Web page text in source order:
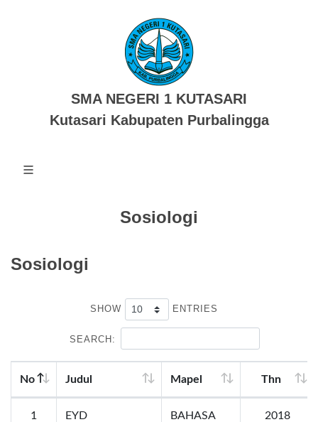
SMA NEGERI 1 KUTASARI
Kutasari Kabupaten Purbalingga
Sosiologi
Sosiologi
SHOW ENTRIES
SEARCH:
No Judul Mapel Thn
1 EYD
BAHASA
2018